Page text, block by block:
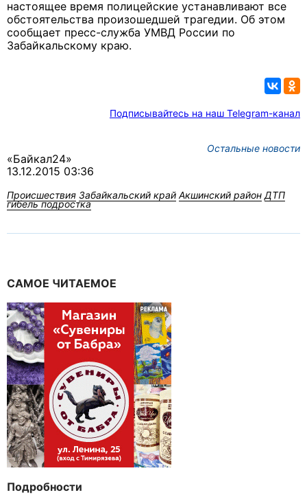
настоящее время полицейские устанавливают все
обстоятельства произошедшей трагедии. Об этом
сообщает пресс-служба УМВД России по
Забайкальскому краю.
Подписывайтесь на наш Telegram-канал
Остальные новости
«Байкал24»
13.12.2015 03:36
Происшествия Забайкальский край Акшинский район ДТП
гибель подростка
САМОЕ ЧИТАЕМОЕ
Подробности